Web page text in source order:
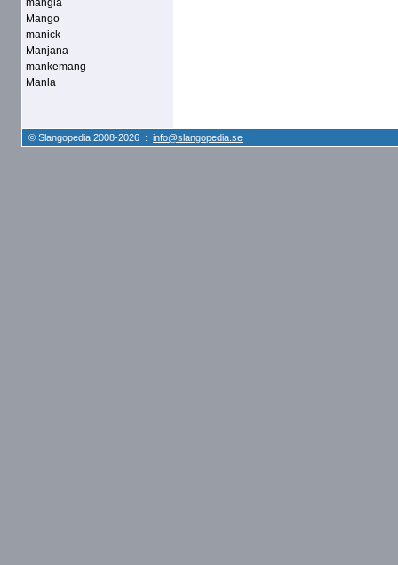
mangla
Mango
manick
Manjana
mankemang
Manla
© Slangopedia 2008-2026 : info@slangopedia.se